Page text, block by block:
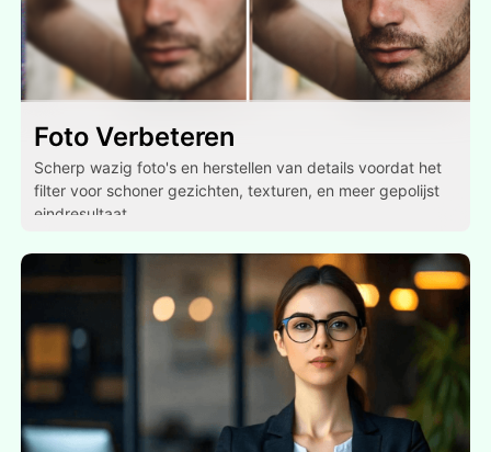
Foto Verbeteren
Scherp wazig foto's en herstellen van details voordat het
filter voor schoner gezichten, texturen, en meer gepolijst
eindresultaat.